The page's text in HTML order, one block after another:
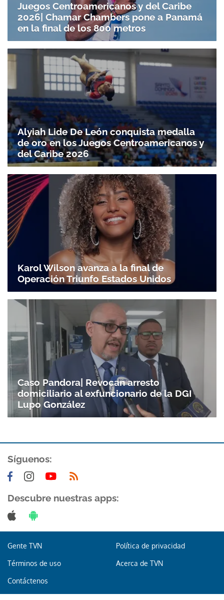
Juegos Centroamericanos y del Caribe
2026| Chamar Chambers pone a Panamá
en la final de los 800 metros
Alyiah Lide De León conquista medalla
de oro en los Juegos Centroamericanos y
del Caribe 2026
Karol Wilson avanza a la final de
Operación Triunfo Estados Unidos
Caso Pandora| Revocan arresto
domiciliario al exfuncionario de la DGI
Lupo González
Síguenos:
Descubre nuestras apps:
Gente TVN Política de privacidad
Términos de uso Acerca de TVN
Contáctenos